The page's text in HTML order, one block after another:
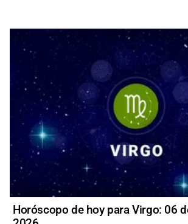
Horóscopo de hoy para Virgo: 06